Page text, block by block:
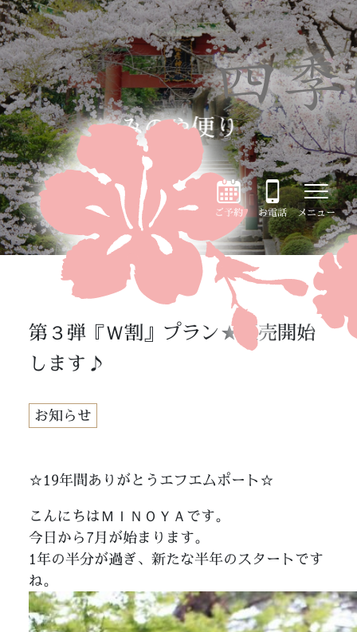
ご予約 お電話 メニュー
みのや便り
第３弾『Ｗ割』プラン★販売開始
します♪
お知らせ
☆19年間ありがとうエフエムポート☆
こんにちはＭＩＮＯＹＡです。
今日から7月が始まります。
1年の半分が過ぎ、新たな半年のスタートです
ね。